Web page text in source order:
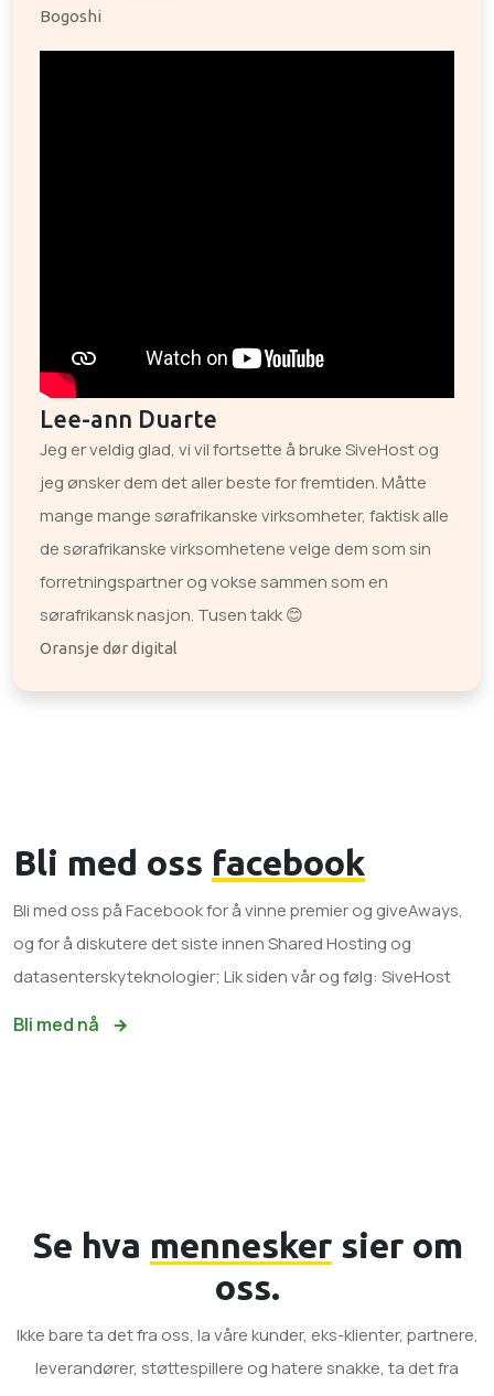
Bogoshi
Lee-ann Duarte
Jeg er veldig glad, vi vil fortsette å bruke SiveHost og
jeg ønsker dem det aller beste for fremtiden. Måtte
mange mange sørafrikanske virksomheter, faktisk alle
de sørafrikanske virksomhetene velge dem som sin
forretningspartner og vokse sammen som en
sørafrikansk nasjon. Tusen takk 😊
Oransje dør digital
Bli med oss facebook
Bli med oss ​​på Facebook for å vinne premier og giveAways,
og for å diskutere det siste innen Shared Hosting og
datasenterskyteknologier; Lik siden vår og følg: SiveHost
Bli med nå
Se hva menneskersier om
oss.
Ikke bare ta det fra oss, la våre kunder, eks-klienter, partnere,
leverandører, støttespillere og hatere snakke, ta det fra